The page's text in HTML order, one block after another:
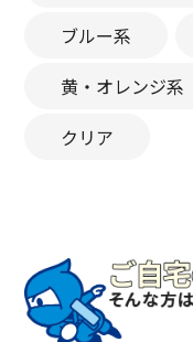
ブルー系
黄・オレンジ系
クリア